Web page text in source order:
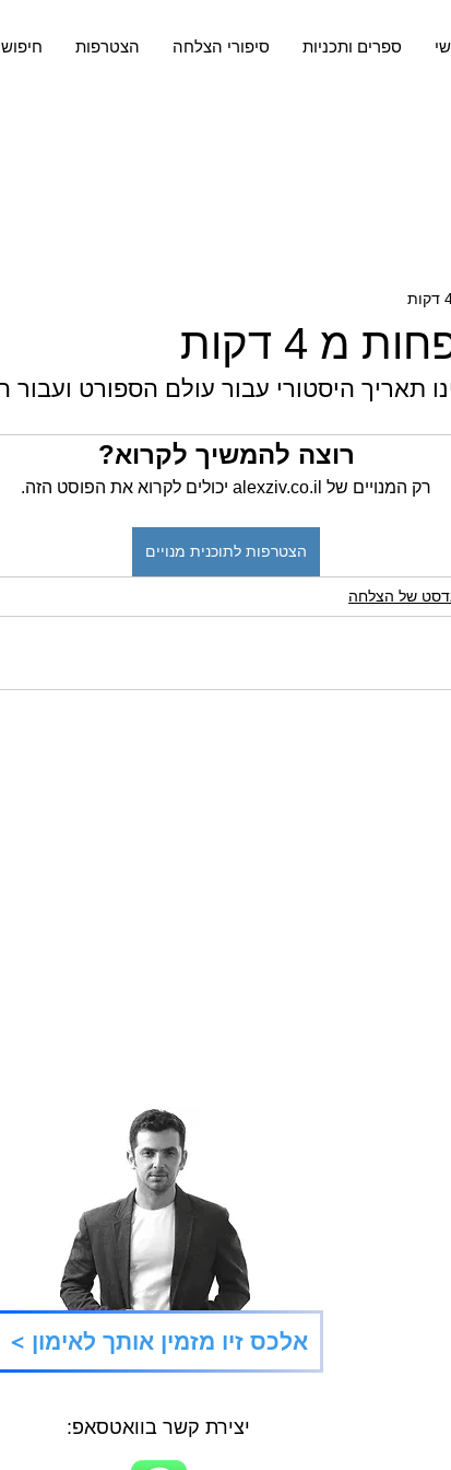
חיפוש הצטרפות סיפורי הצלחה ספרים ותכניות
מ 4 דקות
רוצה להמשיך לקרוא?
רק המנויים של alexziv.co.il יכולים לקרוא את הפוסט הזה.
הצטרפות לתוכנית מנויים
של הצלחה
< אלכס זיו מזמין אותך לאימון
יצירת קשר בוואטסאפ: